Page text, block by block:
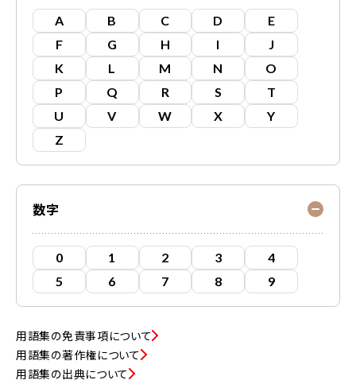
A B C D
E
F
G H I
J
K
L M N
O
P
Q R S
T
U
V W X
Y
Z
数字
0 1 2 3
4
5
6 7 8 9
用語集の免責事項について
用語集の著作権について
用語集の出典について